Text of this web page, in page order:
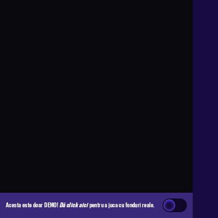
Acesta este doar DEMO!Dă click aicipentru a juca cu fonduri reale.